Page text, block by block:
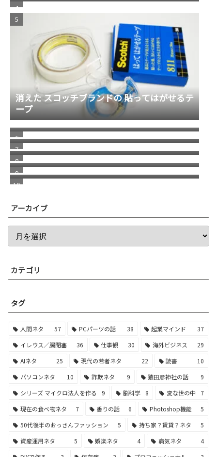
消えた スコッチブランドの 貼ってはがせるテ
ープ
福岡銀行の相次ぐ不祥事
2026/1 Update Paypal／ペイパルで月末残高
（入金）を確認する方法 リニューアル版
進化する画像システム／グーグルレンズを使
ってショップへ誘導
自分で考えることの重要性
若い頃の健康志向と、歳を重ねてからの健康
志向の違い
アーカイブ
カテゴリ
タグ
人間ネタ 57 PCパーツの話 38 起業マインド
37
イレウス／腸閉塞
36 仕事観 30 海外ビジネス
29
AIネタ
25 現代の若者ネタ 22 読書
10
パソコンネタ
10 詐欺ネタ 9 猿田彦神社の話
9
シリーズ マイクロ法人を作る
9 脳科学 8 変な世の中
7
現在の食べ物ネタ
7 香りの話 6 Photoshop機能
5
50代後半のおっさんファッション
5 持ち家？賃貸？ネタ
5
資産運用ネタ
5 娯楽ネタ 4 病気ネタ
4